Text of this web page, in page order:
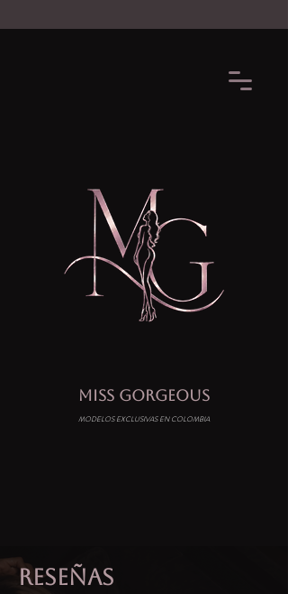
MISS GORGEOUS
MODELOS EXCLUSIVAS EN COLOMBIA
Reseñas